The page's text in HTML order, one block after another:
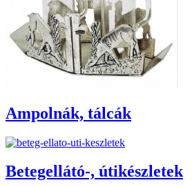
Ampolnák, tálcák
Betegellátó-, útikészletek